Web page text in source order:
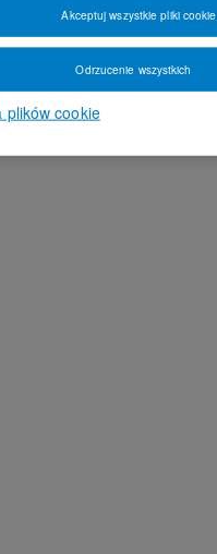
plików cookie
Odrzucenie wszystkich
Akceptuj wszystkie pliki cookie